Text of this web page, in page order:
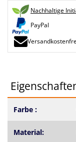
Nachhaltige
PayPal
Farbe :
Material: